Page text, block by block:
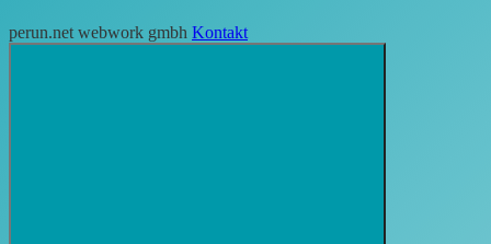
perun.net webwork gmbh Kontakt